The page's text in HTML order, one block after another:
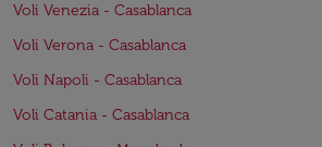
Voli Venezia - Casablanca
Voli Verona - Casablanca
Voli Napoli - Casablanca
Voli Catania - Casablanca